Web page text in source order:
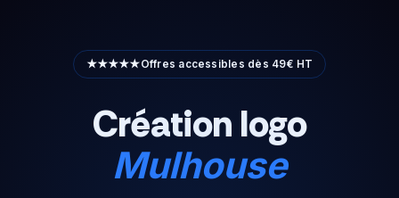
★★★★★Offres accessibles dès 49€ HT
Création logo
Mulhouse